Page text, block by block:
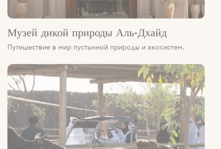
Путешествие в мир пустынной природы и экосистем.